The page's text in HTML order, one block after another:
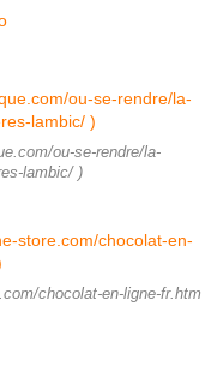
ou-se-rendre/la-
lambic/ )
chocolat-en-ligne-fr.htm